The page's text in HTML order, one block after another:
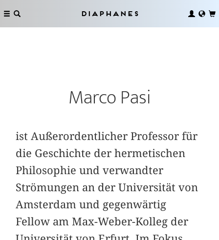
Diaphanes
Marco Pasi
ist Außerordentlicher Professor für
die Geschichte der hermetischen
Philosophie und verwandter
Strömungen an der Universität von
Amsterdam und gegenwärtig
Fellow am Max-Weber-Kolleg der